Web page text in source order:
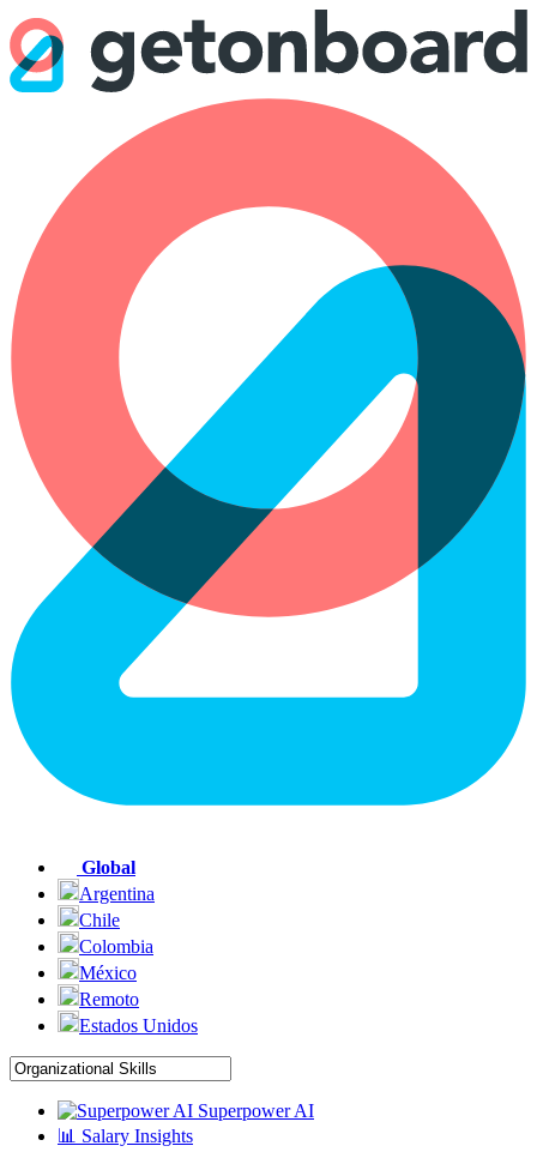
Global
Argentina
Chile
Colombia
México
Remoto
Estados Unidos
Superpower AI
📊 Salary Insights